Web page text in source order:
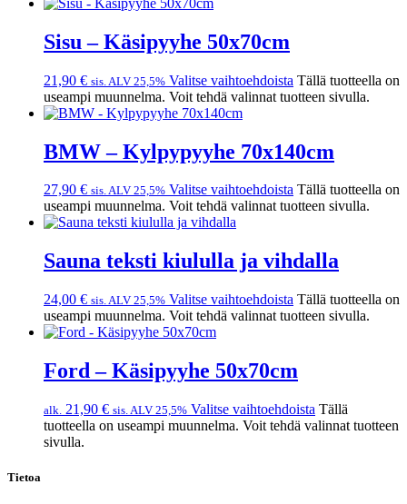
Sisu – Käsipyyhe 50x70cm
21,90 € sis. ALV 25,5% Valitse vaihtoehdoista Tällä tuotteella on
useampi muunnelma. Voit tehdä valinnat tuotteen sivulla.
BMW – Kylpypyyhe 70x140cm
27,90 € sis. ALV 25,5% Valitse vaihtoehdoista Tällä tuotteella on
useampi muunnelma. Voit tehdä valinnat tuotteen sivulla.
Sauna teksti kiululla ja vihdalla
24,00 € sis. ALV 25,5% Valitse vaihtoehdoista Tällä tuotteella on
useampi muunnelma. Voit tehdä valinnat tuotteen sivulla.
Ford – Käsipyyhe 50x70cm
alk. 21,90 € sis. ALV 25,5% Valitse vaihtoehdoista Tällä
tuotteella on useampi muunnelma. Voit tehdä valinnat tuotteen
sivulla.
Tietoa